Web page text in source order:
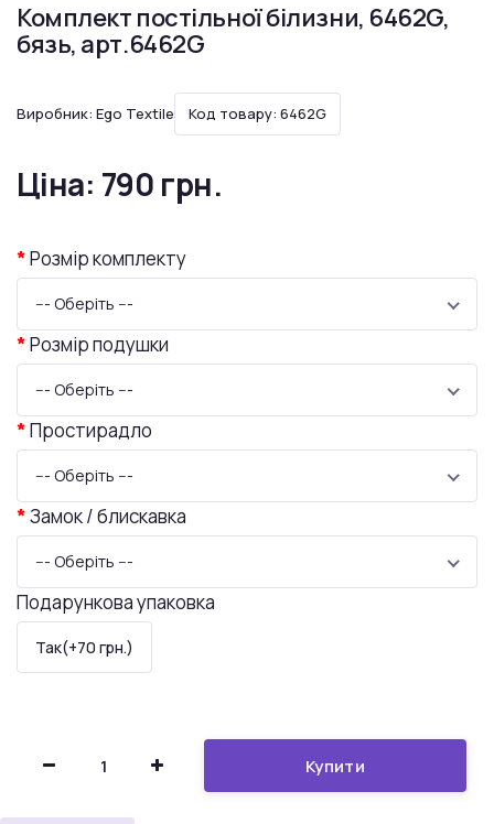
Комплект постільної білизни, 6462G,
бязь, арт.6462G
Виробник: Ego Textile Код товару: 6462G
Ціна: 790 грн.
Розмір комплекту
--- Оберіть ---
Розмір подушки
--- Оберіть ---
Простирадло
--- Оберіть ---
Замок / блискавка
--- Оберіть ---
Подарункова упаковка
Так(+70 грн.)
Купити